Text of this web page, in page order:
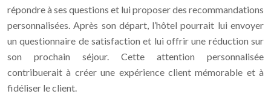
répondre à ses questions et lui proposer des recommandations
personnalisées. Après son départ, l’hôtel pourrait lui envoyer
un questionnaire de satisfaction et lui offrir une réduction sur
son prochain séjour. Cette attention personnalisée
contribuerait à créer une expérience client mémorable et à
fidéliser le client.